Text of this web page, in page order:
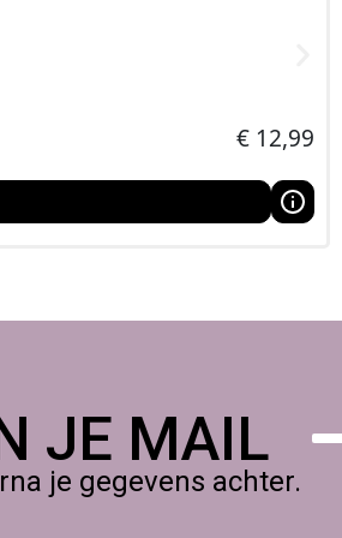
€ 12,99
JE MAIL
je gegevens achter.